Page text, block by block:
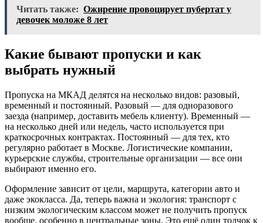
Читать также: Ожирение провоцирует пубертат у
девочек моложе 8 лет
Какие бывают пропуски и как
выбрать нужный
Пропуска на МКАД делятся на несколько видов: разовый,
временный и постоянный. Разовый — для одноразового
заезда (например, доставить мебель клиенту). Временный —
на несколько дней или недель, часто используется при
краткосрочных контрактах. Постоянный — для тех, кто
регулярно работает в Москве. Логистические компании,
курьерские службы, строительные организации — все они
выбирают именно его.
Оформление зависит от цели, маршрута, категории авто и
даже экокласса. Да, теперь важна и экология: транспорт с
низким экологическим классом может не получить пропуск
вообще, особенно в центральные зоны. Это ещё один толчок к